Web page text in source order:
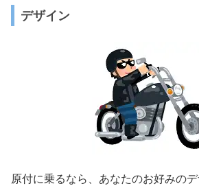
デザイン
原付に乗るなら、あなたのお好みの